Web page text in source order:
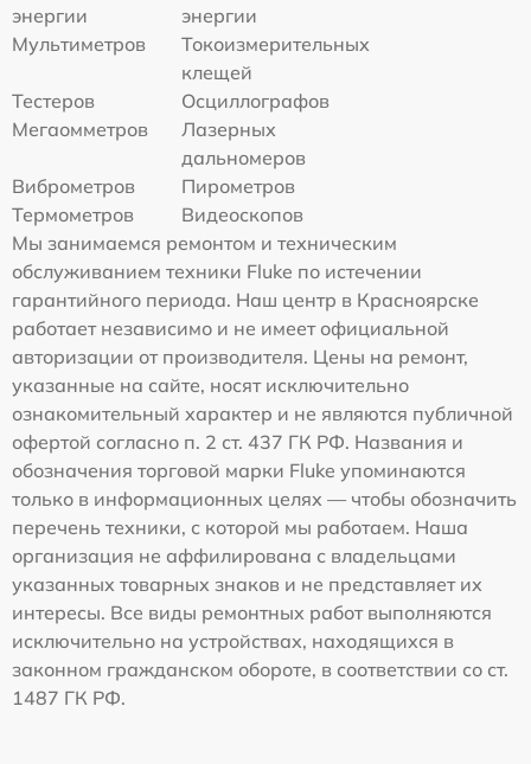
энергии
энергии
Мультиметров
Токоизмерительных
клещей
Тестеров
Осциллографов
Мегаомметров
Лазерных
дальномеров
Виброметров
Пирометров
Термометров
Видеоскопов
Мы занимаемся ремонтом и техническим
обслуживанием техники Fluke по истечении
гарантийного периода. Наш центр в Красноярске
работает независимо и не имеет официальной
авторизации от производителя. Цены на ремонт,
указанные на сайте, носят исключительно
ознакомительный характер и не являются публичной
офертой согласно п. 2 ст. 437 ГК РФ. Названия и
обозначения торговой марки Fluke упоминаются
только в информационных целях — чтобы обозначить
перечень техники, с которой мы работаем. Наша
организация не аффилирована с владельцами
указанных товарных знаков и не представляет их
интересы. Все виды ремонтных работ выполняются
исключительно на устройствах, находящихся в
законном гражданском обороте, в соответствии со ст.
1487 ГК РФ.